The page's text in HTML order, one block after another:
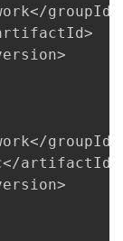
groupId>
groupId>
artifactId>